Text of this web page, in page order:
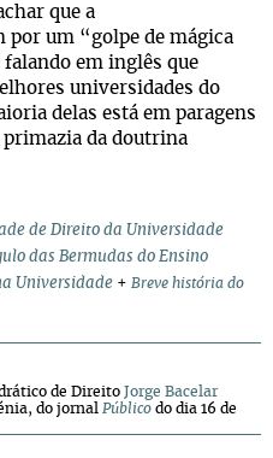
que a
por um “golpe de mágica
em inglês que
universidades do
delas está em paragens
da doutrina
de Direito da Universidade
das Bermudas do Ensino
Universidade + Breve história do
de Direito Jorge Bacelar
do jornal Público do dia 16 de